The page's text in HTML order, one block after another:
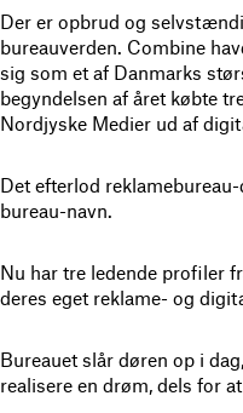
Der er opbrud og
bureauverden. Combine
sig som et af Danmarks
begyndelsen af året købte
Nordjyske Medier ud af
Det efterlod
bureau-navn.
Nu har tre ledende profiler
deres eget reklame- og
Bureauet slår døren op i
realisere en drøm, dels for